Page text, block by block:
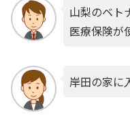
山梨のベト
医療保険が
岸田の家に